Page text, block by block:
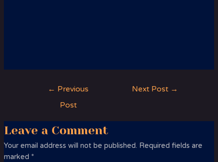
← Previous
Post
Next Post →
Leave a Comment
Your email address will not be published. Required fields are
marked *